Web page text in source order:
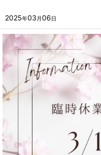
2025年03 月06日